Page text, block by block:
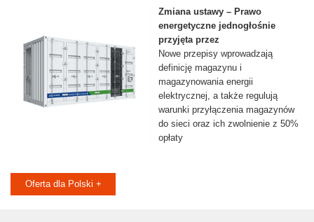
Zmiana ustawy – Prawo
energetyczne jednogłośnie
przyjęta przez
Nowe przepisy wprowadzają
definicję magazynu i
magazynowania energii
elektrycznej, a także regulują
warunki przyłączenia magazynów
do sieci oraz ich zwolnienie z 50%
opłaty
Oferta dla Polski +